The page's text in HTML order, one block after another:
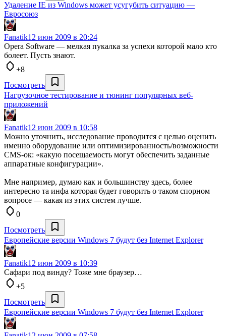
Удаление IE из Windows может усугубить ситуацию —
Евросоюз
Fanatik12 июн 2009 в 20:24
Opera Software — мелкая пукалка за успехи которой мало кто
болеет. Пусть знают.
+8
Посмотреть
Нагрузочное тестирование и тюнинг популярных веб-
приложений
Fanatik12 июн 2009 в 10:58
Можно уточнить, исследование проводится с целью оценить
именно оборудование или оптимизированность/возможности
CMS-ок: «какую посещаемость могут обеспечить заданные
аппаратные конфигурации».
Мне например, думаю как и большинству здесь, более
интересно та инфа которая будет говорить о таком спорном
вопросе — какая из этих систем лучше.
0
Посмотреть
Европейские версии Windows 7 будут без Internet Explorer
Fanatik12 июн 2009 в 10:39
Сафари под винду? Тоже мне браузер…
+5
Посмотреть
Европейские версии Windows 7 будут без Internet Explorer